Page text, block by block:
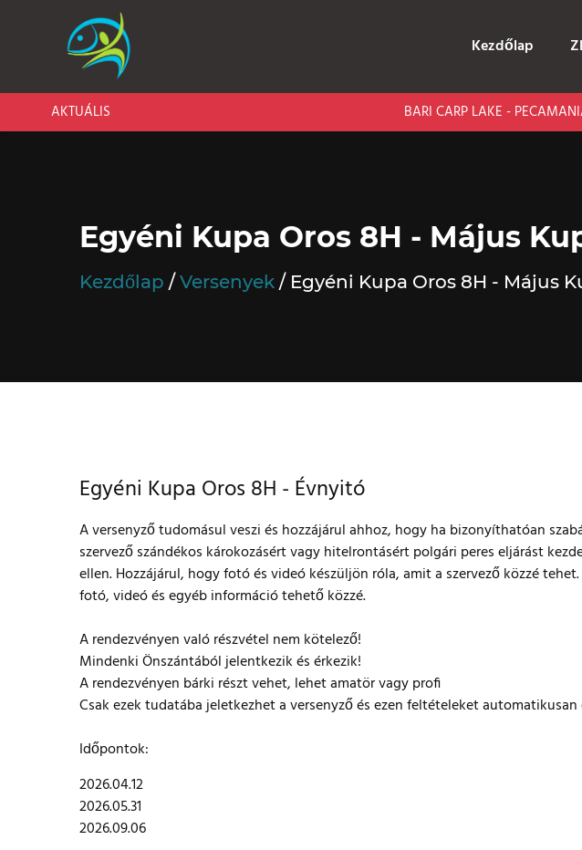
Kezdőlap
AKTUÁLIS BARI CARP LAKE - PECAMANIA TOP 10
Egyéni Kupa Oros 8H - Május
Kezdőlap Versenyek Egyéni Kupa Oros 8H - Május
Egyéni Kupa Oros 8H - Évnyitó
A versenyző tudomásul veszi és hozzájárul ahhoz, hogy ha bizonyíthatóan
szervező szándékos károkozásért vagy hitelrontásért polgári peres eljárást
ellen. Hozzájárul, hogy fotó és videó készüljön róla, amit a szervező közzé
fotó, videó és egyéb információ tehető közzé.
A rendezvényen való részvétel nem kötelező!
Mindenki Önszántából jelentkezik és érkezik!
A rendezvényen bárki részt vehet, lehet amatör vagy profi
Csak ezek tudatába jeletkezhet a versenyző és ezen feltételeket
Időpontok:
2026.04.12
2026.05.31
2026.09.06